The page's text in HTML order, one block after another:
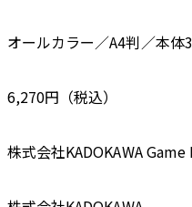
オールカラー／A4判／本体
6,270円（税込）
株式会社KADOKAWA